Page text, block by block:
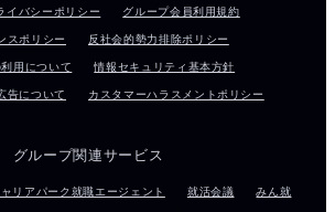
イバシーポリシー グループ会員利用規約
スポリシー 反社会的勢力排除ポリシー
用について 情報セキュリティ基本方針
告について カスタマーハラスメントポリシー